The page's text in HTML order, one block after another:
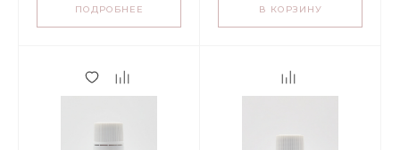
ПОДРОБНЕЕ В КОРЗИНУ